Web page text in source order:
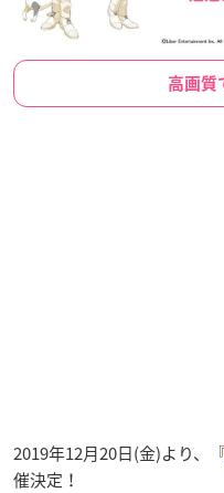
高画質
2019年12月20日(金)より、
催決定！